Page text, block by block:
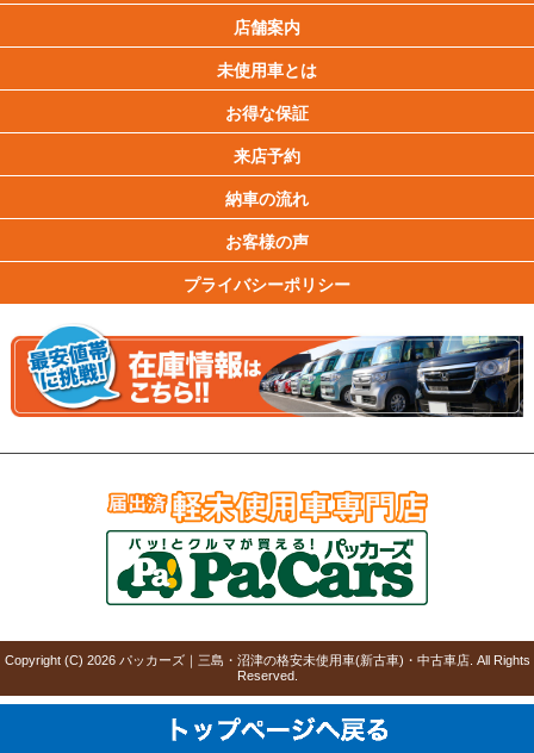
店舗案内
未使用車とは
お得な保証
来店予約
納車の流れ
お客様の声
プライバシーポリシー
Copyright (C) 2026 パッカーズ｜三島・沼津の格安未使用車(新古車)・中古車店. All Rights
Reserved.